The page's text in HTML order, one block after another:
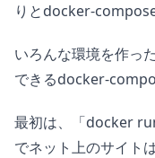
りとdocker-
いろんな環境を作っ
できるdocker-
最初は、「docker
でネット上のサイト